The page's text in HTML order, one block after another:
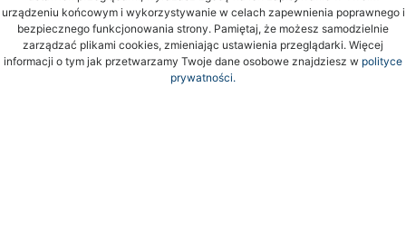
urządzeniu końcowym i wykorzystywanie w celach zapewnienia poprawnego i
bezpiecznego funkcjonowania strony. Pamiętaj, że możesz samodzielnie
zarządzać plikami cookies, zmieniając ustawienia przeglądarki. Więcej
informacji o tym jak przetwarzamy Twoje dane osobowe znajdziesz w polityce
prywatności.